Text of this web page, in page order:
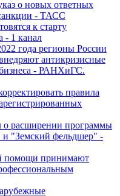
о новых ответных
- ТАСС
к старту
- 1 канал
года регионы России
антикризисные
- РАНХиГС.
правила
о расширении программы
и "Земский фельдшер" -
помощи принимают